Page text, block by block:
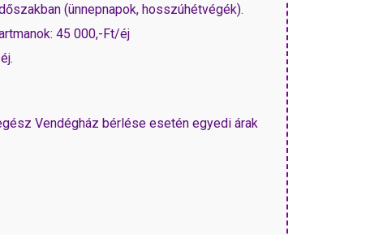
(ünnepnapok, hosszúhétvégék).
45 000,-Ft/éj
Vendégház bérlése esetén egyedi árak